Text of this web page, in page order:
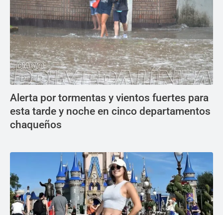
Alerta por tormentas y vientos fuertes para
esta tarde y noche en cinco departamentos
chaqueños